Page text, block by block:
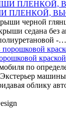
ПЛЕНКОЙ,
черной
седана без
-…
краской
по
облику